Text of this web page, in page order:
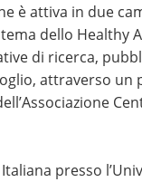
è attiva in due
dello Healthy
di ricerca,
attraverso
presso